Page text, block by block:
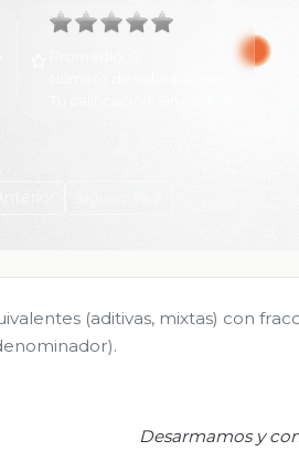
(aditivas, mixtas) con
Desarmamos y